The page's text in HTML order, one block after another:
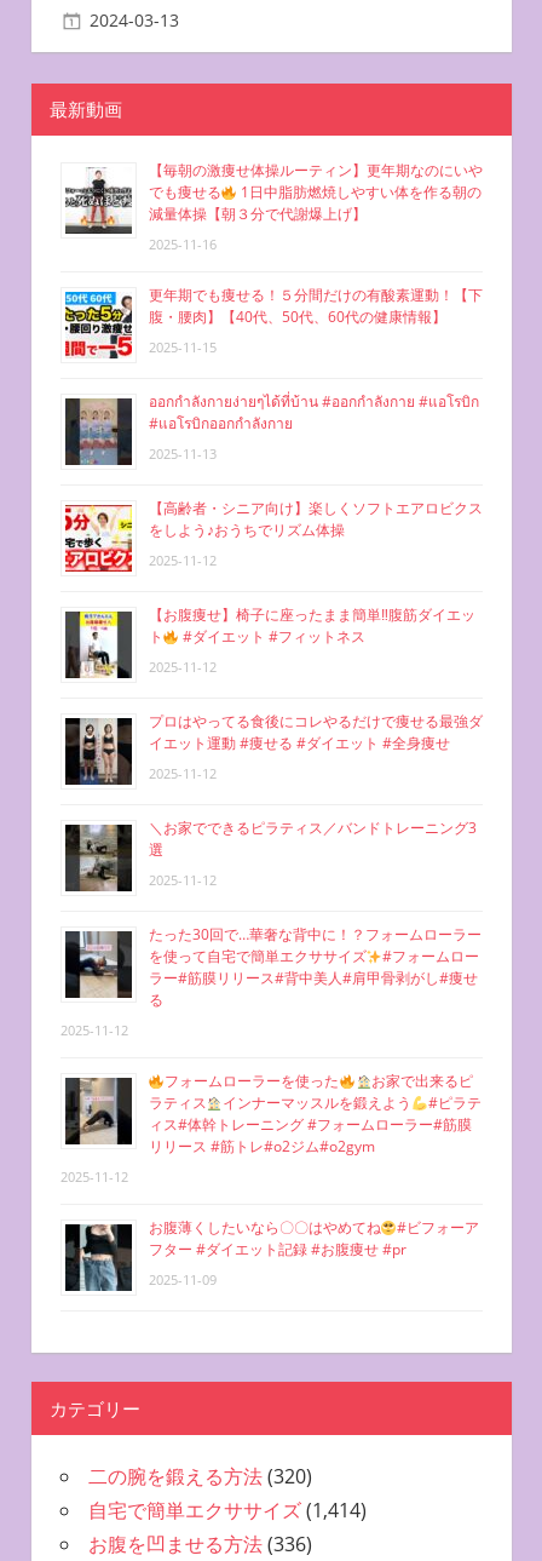
ゲ
ー
シ
ョ
ン
2024-03-13
最新動画
【毎朝の激痩せ体操ルーティン】更年期なのにいや
でも痩せる
1日中脂肪燃焼しやすい体を作る朝の
減量体操【朝３分で代謝爆上げ】
2025-11-16
更年期でも痩せる！５分間だけの有酸素運動！【下
腹・腰肉】【40代、50代、60代の健康情報】
2025-11-15
ออกกำลังกายง่ายๆได้ที่บ้าน #ออกกำลังกาย #แอโรบิก
#แอโรบิกออกกำลังกาย
2025-11-13
【高齢者・シニア向け】楽しくソフトエアロビクス
をしよう♪おうちでリズム体操
2025-11-12
【お腹痩せ】椅子に座ったまま簡単‼︎腹筋ダイエッ
ト
#ダイエット #フィットネス
2025-11-12
プロはやってる食後にコレやるだけで痩せる最強ダ
イエット運動 #痩せる #ダイエット #全身痩せ
2025-11-12
＼お家でできるピラティス／バンドトレーニング3
選
2025-11-12
たった30回で…華奢な背中に！？フォームローラー
を使って自宅で簡単エクササイズ
#フォームロー
ラー#筋膜リリース#背中美人#肩甲骨剥がし#痩せ
る
2025-11-12
フォームローラーを使った
お家で出来るピ
ラティス
インナーマッスルを鍛えよう
#ピラテ
ィス#体幹トレーニング #フォームローラー#筋膜
リリース #筋トレ#o2ジム#o2gym
2025-11-12
お腹薄くしたいなら〇〇はやめてね
#ビフォーア
フター #ダイエット記録 #お腹痩せ #pr
2025-11-09
カテゴリー
二の腕を鍛える方法(320)
自宅で簡単エクササイズ(1,414)
お腹を凹ませる方法(336)